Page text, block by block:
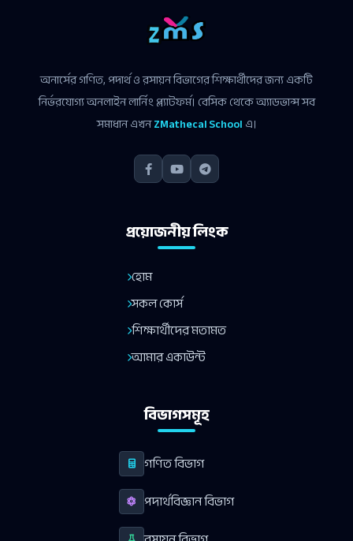
অনার্সের গণিত, পদার্থ ও রসায়ন বিভাগের শিক্ষার্থীদের জন্য একটি
নির্ভরযোগ্য অনলাইন লার্নিং প্ল্যাটফর্ম। বেসিক থেকে অ্যাডভান্স সব
সমাধান এখনZMathecal Schoolএ।
প্রয়োজনীয় লিংক
হোম
সকল কোর্স
শিক্ষার্থীদের মতামত
আমার একাউন্ট
বিভাগসমূহ
গণিত বিভাগ
পদার্থবিজ্ঞান বিভাগ